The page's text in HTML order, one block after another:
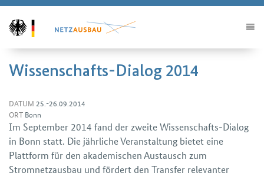
Wissenschafts-Dialog 2014
DATUM 25.-26.09.2014
ORT Bonn
Im September 2014 fand der zweite Wissenschafts-Dialog
in Bonn statt. Die jährliche Veranstaltung bietet eine
Plattform für den akademischen Austausch zum
Stromnetzausbau und fördert den Transfer relevanter